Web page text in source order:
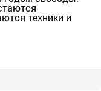
техники и